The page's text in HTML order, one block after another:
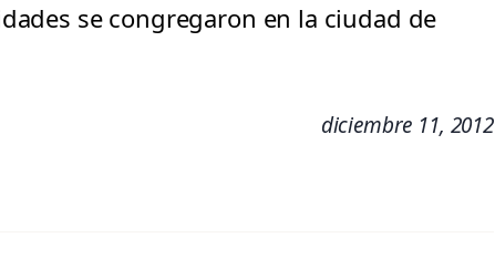
se congregaron en la ciudad de
diciembre 11, 2012